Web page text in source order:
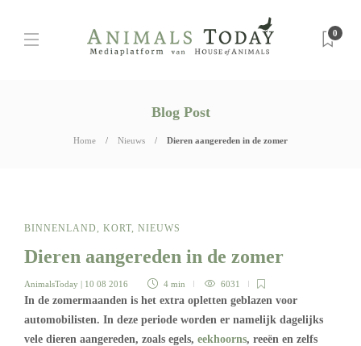
0
Blog Post
Home Nieuws Dieren aangereden in de zomer
BINNENLAND, KORT, NIEUWS
Dieren aangereden in de zomer
AnimalsToday | 10 08 2016 4 min 6031
In de zomermaanden is het extra opletten geblazen voor
automobilisten. In deze periode worden er namelijk dagelijks
vele dieren aangereden, zoals egels, eekhoorns, reeën en zelfs